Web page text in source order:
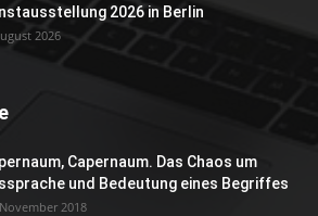
2026 in Berlin
2026
Capernaum. Das Chaos um
und Bedeutung eines Begriffes
2018